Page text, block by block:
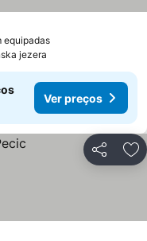
equipadas
jezera
Ver preços
Partilhar